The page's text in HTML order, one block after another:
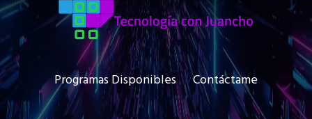
Programas Disponibles Contáctame